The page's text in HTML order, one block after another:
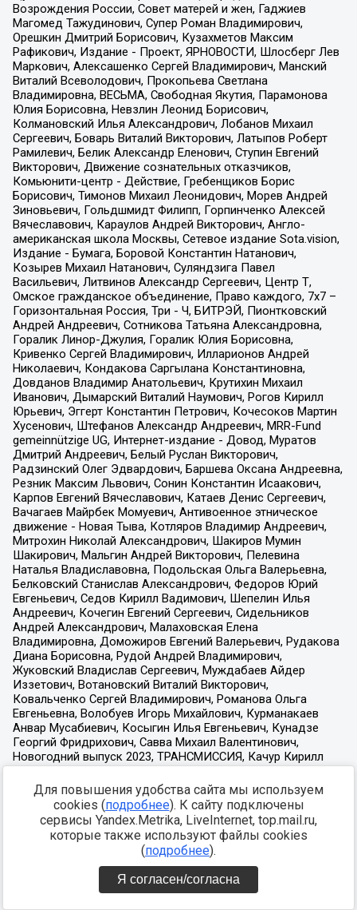
Для повышения удобства сайта мы используем
cookies (подробнее). К сайту подключены
сервисы Yandex.Metrika, LiveInternet, top.mail.ru,
которые также используют файлы cookies
(подробнее).
Я согласен/согласна